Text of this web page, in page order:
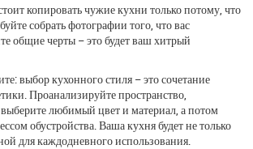
копировать чужие кухни только потому, что
собрать фотографии того, что вас
общие черты – это будет ваш хитрый
выбор кухонного стиля – это сочетание
Проанализируйте пространство,
любимый цвет и материал, а потом
обустройства. Ваша кухня будет не только
для каждодневного использования.